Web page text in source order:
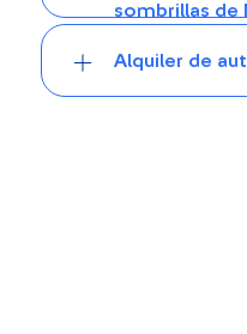
sombrillas de
Alquiler de